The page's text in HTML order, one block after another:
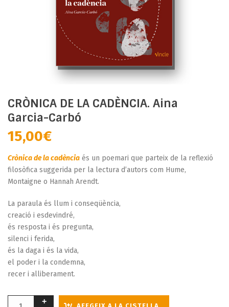
CRÒNICA DE LA CADÈNCIA. Aina
Garcia-Carbó
15,00€
Crònica de la cadència és un poemari que parteix de la reflexió
filosòfica suggerida per la lectura d’autors com Hume,
Montaigne o Hannah Arendt.
La paraula és llum i conseqüència,
creació i esdevindré,
és resposta i és pregunta,
silenci i ferida,
és la daga i és la vida,
el poder i la condemna,
recer i alliberament.